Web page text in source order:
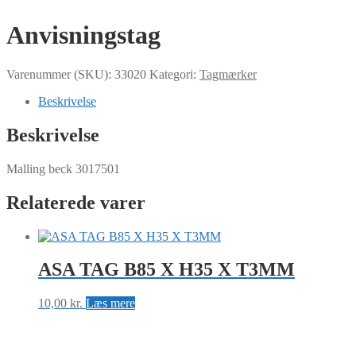
Anvisningstag
Varenummer (SKU): 33020 Kategori: Tagmærker
Beskrivelse
Beskrivelse
Malling beck 3017501
Relaterede varer
ASA TAG B85 X H35 X T3MM
10,00 kr. Læs mere